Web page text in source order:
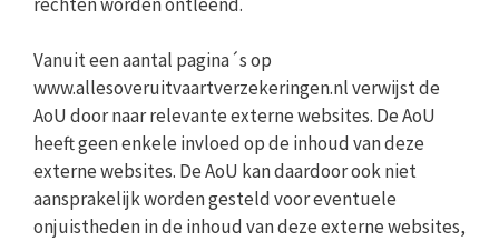
Vanuit een aantal pagina´s op
www.allesoveruitvaartverzekeringen.nl verwijst de
AoU door naar relevante externe websites. De AoU
heeft geen enkele invloed op de inhoud van deze
externe websites. De AoU kan daardoor ook niet
aansprakelijk worden gesteld voor eventuele
onjuistheden in de inhoud van deze externe websites,